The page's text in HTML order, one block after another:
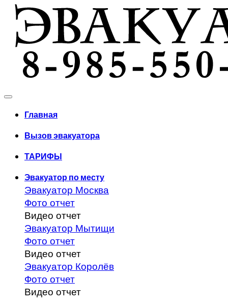
Главная
Вызов эвакуатора
ТАРИФЫ
Эвакуатор по месту
Эвакуатор Москва
Фото отчет
Видео отчет
Эвакуатор Мытищи
Фото отчет
Видео отчет
Эвакуатор Королёв
Фото отчет
Видео отчет